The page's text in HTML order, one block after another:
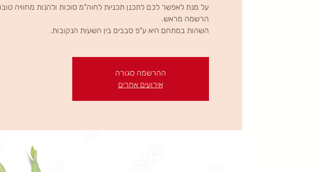
על מנת לאפשר לכם לתכנן תכניות לחוה"מ סוכות ולהנות מחוויה
השהות במתחם היא ע"פ סבבים בין השעות הנקובות.
ההרשמה סגורה
אירועים אחרים